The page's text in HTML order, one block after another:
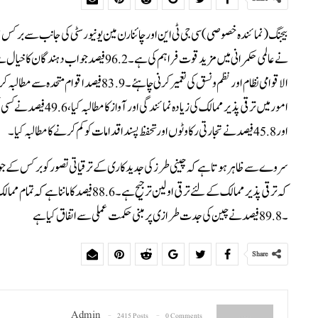
نے عالمی حکمرانی میں مزید قوت فراہم
امور میں ترقی
اور 45.8 فیصد نے تجارتی رکاوٹوں اور تحفظ پسند اقدامات کو کم کرنے کا مطالبہ کیا۔
کہ ترقی پذیر ممالک کے لئے ترقی اولین
۔ 89.8 فیصد نے چین کی جدت طرازی پر مبنی حکمت عملی سے اتفاق کیا ہے
Share
2415 Posts 0 Comments